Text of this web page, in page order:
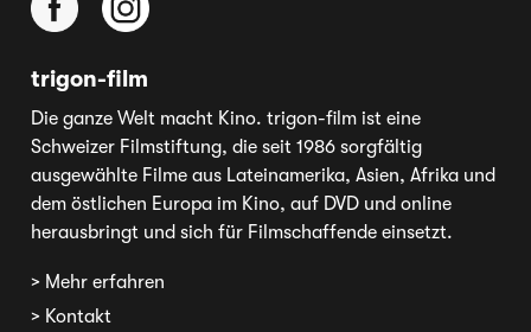
trigon-film
Die ganze Welt macht Kino. trigon-film ist eine
Schweizer Filmstiftung, die seit 1986 sorgfältig
ausgewählte Filme aus Lateinamerika, Asien, Afrika und
dem östlichen Europa im Kino, auf DVD und online
herausbringt und sich für Filmschaffende einsetzt.
> Mehr erfahren
> Kontakt